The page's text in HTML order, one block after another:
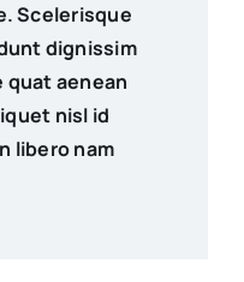
Scelerisque
dignissim
quat aenean
nisl id
libero nam